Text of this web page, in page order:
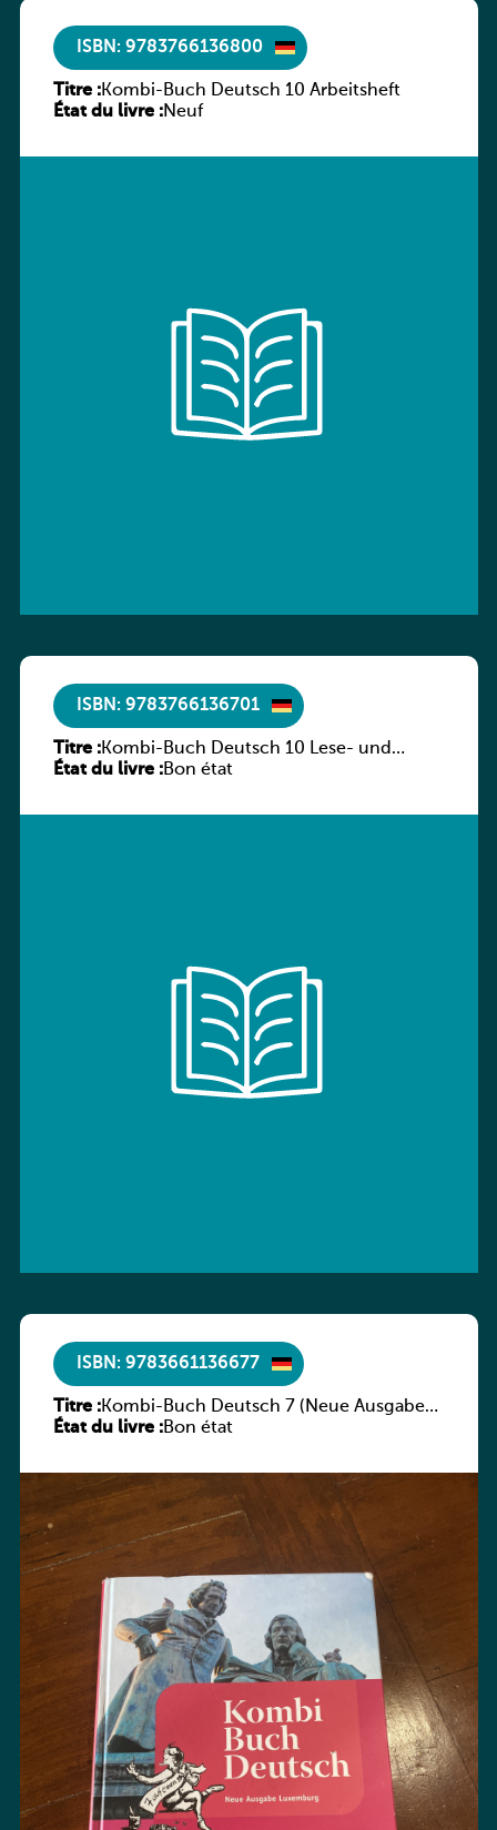
ISBN: 9783766136800
Titre :Kombi-Buch Deutsch 10 Arbeitsheft
État du livre :Neuf
ISBN: 9783766136701
Titre :Kombi-Buch Deutsch 10 Lese- und
Sprachbuch
État du livre :Bon état
ISBN: 9783661136677
Titre :Kombi-Buch Deutsch 7 (Neue Ausgabe
Luxemburg)
État du livre :Bon état